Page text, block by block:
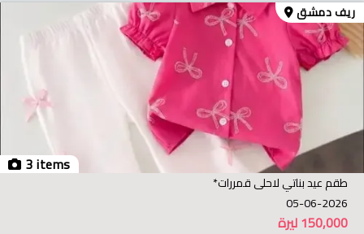
3 items
ريف دمشق
طقم عيد بناتي لاحلى قمررات*
05-06-2026
ليرة150,000